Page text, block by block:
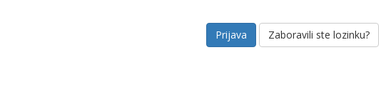
Zaboravili ste lozinku?